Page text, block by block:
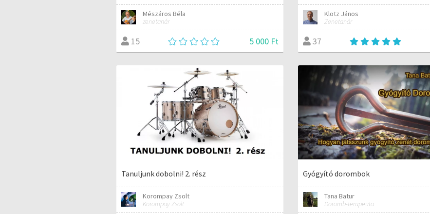
Mészáros Béla
zenetanár
15 5 000 Ft
Klotz János
Zenetanár
37
Tanuljunk dobolni! 2. rész
Korompay Zsolt
Korompay Zsolt
Gyógyító dorombok
Tana Batur
Doromb-terapeuta